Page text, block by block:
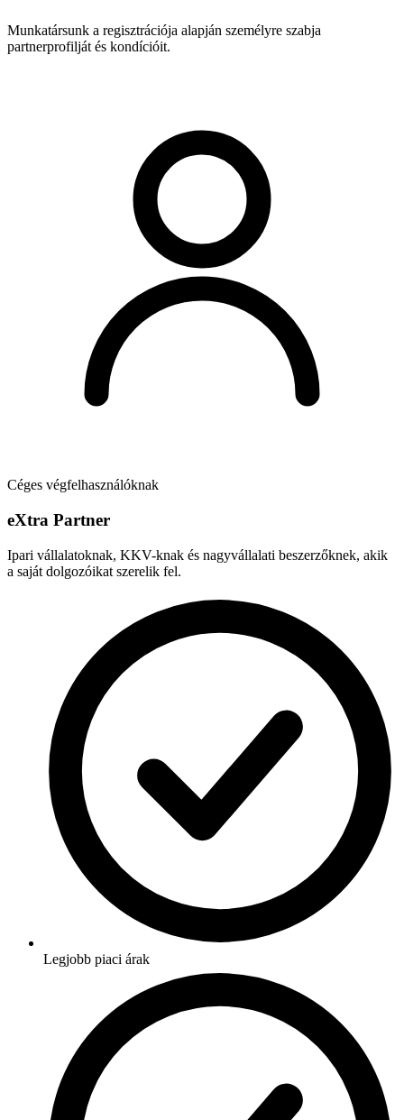
Munkatársunk a regisztrációja alapján személyre szabja
partnerprofilját és kondícióit.
Céges végfelhasználóknak
eXtra Partner
Ipari vállalatoknak, KKV-knak és nagyvállalati beszerzőknek, akik
a saját dolgozóikat szerelik fel.
Legjobb piaci árak